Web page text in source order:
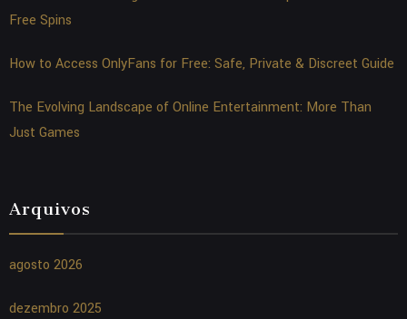
Free Spins
How to Access OnlyFans for Free: Safe, Private & Discreet Guide
The Evolving Landscape of Online Entertainment: More Than
Just Games
Arquivos
agosto 2026
dezembro 2025